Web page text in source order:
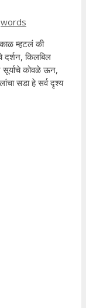
words
म्हटलं की
दर्शन, किलबिल
सूर्याचे कोवळे ऊन,
सडा हे सर्व दृश्य